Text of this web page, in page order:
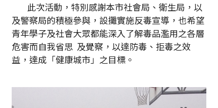
此次活動，特別感謝本市社會局、衛生局，以
及警察局的積極參與，設攤實施反毒宣導，也希望
青年學子及社會大眾都能深入了解毒品濫用之各層
危害而自我省思 及覺察，以達防毒、拒毒之效
益，達成「健康城市」之目標。